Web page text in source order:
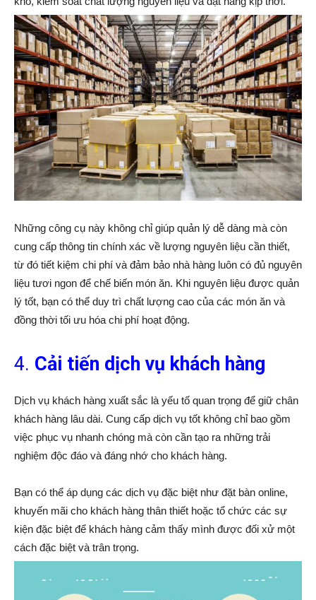
Những công cụ này không chỉ giúp quản lý dễ dàng mà còn
cung cấp thông tin chính xác về lượng nguyên liệu cần thiết,
từ đó tiết kiệm chi phí và đảm bảo nhà hàng luôn có đủ nguyên
liệu tươi ngon để chế biến món ăn. Khi nguyên liệu được quản
lý tốt, bạn có thể duy trì chất lượng cao của các món ăn và
đồng thời tối ưu hóa chi phí hoạt động.
4. Cải tiến dịch vụ khách hàng
Dịch vụ khách hàng xuất sắc là yếu tố quan trọng để giữ chân
khách hàng lâu dài. Cung cấp dịch vụ tốt không chỉ bao gồm
việc phục vụ nhanh chóng mà còn cần tạo ra những trải
nghiệm độc đáo và đáng nhớ cho khách hàng.
Bạn có thể áp dụng các dịch vụ đặc biệt như đặt bàn online,
khuyến mãi cho khách hàng thân thiết hoặc tổ chức các sự
kiện đặc biệt để khách hàng cảm thấy mình được đối xử một
cách đặc biệt và trân trọng.